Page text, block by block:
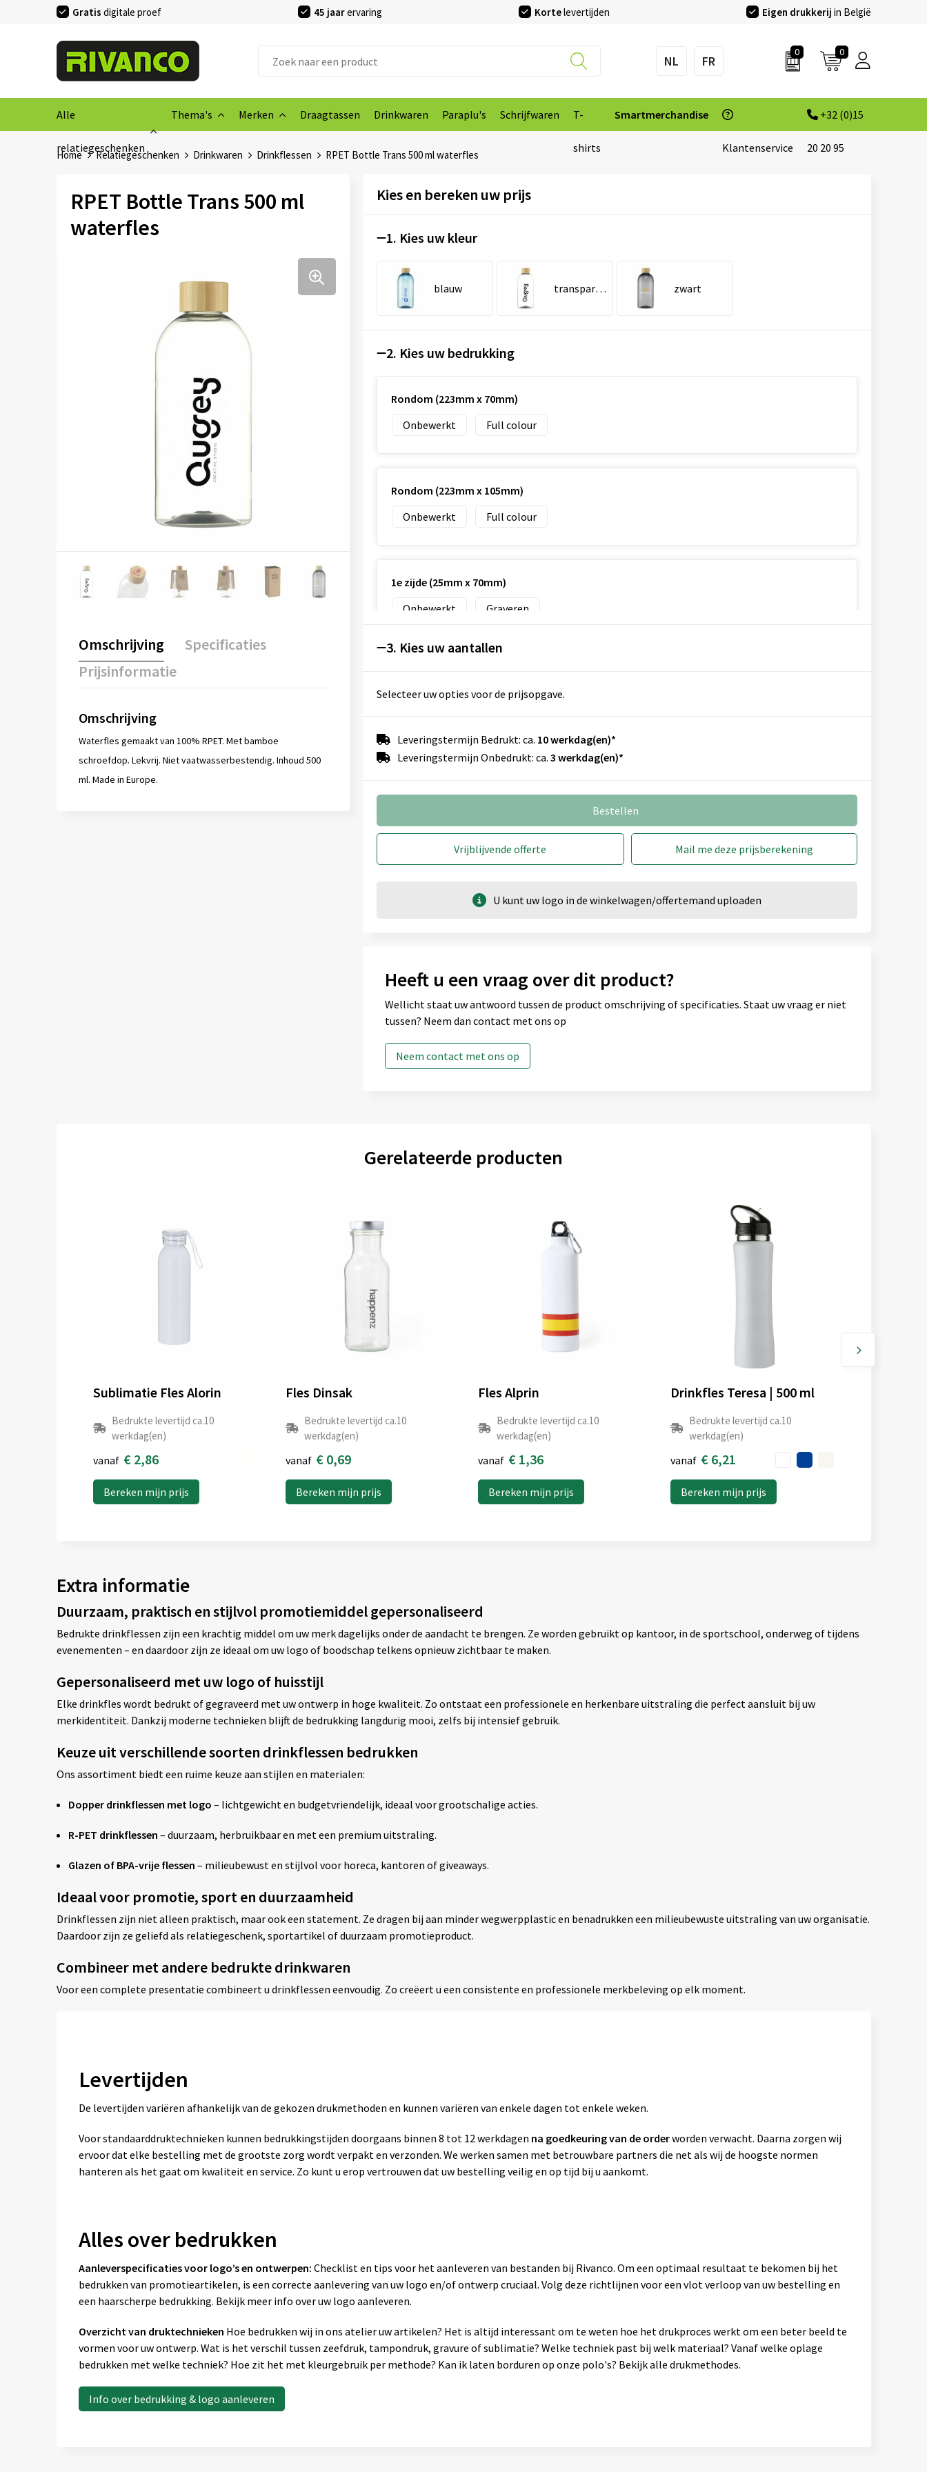
Gratis digitale proef 45 jaarervaring Kortelevertijden Eigen drukkerij in België
NL FR
0 0
Alle
relatiegeschenken
Thema's Merken Draagtassen Drinkwaren Paraplu's Schrijfwaren T-
shirts
Smartmerchandise
Klantenservice
+32 (0)15
20 20 95
Home Relatiegeschenken Drinkwaren Drinkflessen RPET Bottle Trans 500 ml waterfles
RPET Bottle Trans 500 ml
waterfles
Omschrijving
Specificaties
Prijsinformatie
Omschrijving
Waterfles gemaakt van 100% RPET. Met bamboe
schroefdop. Lekvrij. Niet vaatwasserbestendig. Inhoud 500
ml. Made in Europe.
Kies en bereken uw prijs
1. Kies uw kleur
blauw transparant zwart
2. Kies uw bedrukking
Rondom (223mm x 70mm)
Onbewerkt
Full colour
Rondom (223mm x 105mm)
Onbewerkt
Full colour
1e zijde (25mm x 70mm)
Onbewerkt
Graveren
Onbewerkt
1 Graveren
1e zijde (40mm x 30mm)
Onbewerkt
Graveren
Rondom (180mm x 90mm)
3. Kies uw aantallen
Selecteer uw opties voor de prijsopgave.
Leveringstermijn Bedrukt: ca. 10 werkdag(en)*
Leveringstermijn Onbedrukt: ca. 3 werkdag(en)*
Bestellen
Vrijblijvende offerte Mail me deze prijsberekening
U kunt uw logo in de winkelwagen/offertemand uploaden
Heeft u een vraag over dit product?
Wellicht staat uw antwoord tussen de product omschrijving of specificaties. Staat uw vraag er niet
tussen? Neem dan contact met ons op
Neem contact met ons op
Gerelateerde producten
Sublimatie Fles Alorin
Bedrukte levertijd ca.10
werkdag(en)
vanaf € 2,86
Bereken mijn prijs
Fles Dinsak
Bedrukte levertijd ca.10
werkdag(en)
vanaf € 0,69
Bereken mijn prijs
Fles Alprin
Bedrukte levertijd ca.10
werkdag(en)
vanaf € 1,36
Bereken mijn prijs
Drinkfles Teresa | 500 ml
Bedrukte levertijd ca.10
werkdag(en)
vanaf € 6,21
Bereken mijn prijs
Extra informatie
Duurzaam, praktisch en stijlvol promotiemiddel gepersonaliseerd
Bedrukte drinkflessen zijn een krachtig middel om uw merk dagelijks onder de aandacht te brengen. Ze worden gebruikt op kantoor, in de sportschool, onderweg of tijdens
evenementen – en daardoor zijn ze ideaal om uw logo of boodschap telkens opnieuw zichtbaar te maken.
Gepersonaliseerd met uw logo of huisstijl
Elke drinkfles wordt bedrukt of gegraveerd met uw ontwerp in hoge kwaliteit. Zo ontstaat een professionele en herkenbare uitstraling die perfect aansluit bij uw
merkidentiteit. Dankzij moderne technieken blijft de bedrukking langdurig mooi, zelfs bij intensief gebruik.
Keuze uit verschillende soorten drinkflessen bedrukken
Ons assortiment biedt een ruime keuze aan stijlen en materialen:
Dopper drinkflessen met logo – lichtgewicht en budgetvriendelijk, ideaal voor grootschalige acties.
R-PET drinkflessen – duurzaam, herbruikbaar en met een premium uitstraling.
Glazen of BPA-vrije flessen – milieubewust en stijlvol voor horeca, kantoren of giveaways.
Ideaal voor promotie, sport en duurzaamheid
Drinkflessen zijn niet alleen praktisch, maar ook een statement. Ze dragen bij aan minder wegwerpplastic en benadrukken een milieubewuste uitstraling van uw organisatie.
Daardoor zijn ze geliefd als relatiegeschenk, sportartikel of duurzaam promotieproduct.
Combineer met andere bedrukte drinkwaren
Voor een complete presentatie combineert u drinkflessen eenvoudig. Zo creëert u een consistente en professionele merkbeleving op elk moment.
Levertijden
De levertijden variëren afhankelijk van de gekozen drukmethoden en kunnen variëren van enkele dagen tot enkele weken.
Voor standaarddruktechnieken kunnen bedrukkingstijden doorgaans binnen 8 tot 12 werkdagen na goedkeuring van de orderworden verwacht. Daarna zorgen wij
ervoor dat elke bestelling met de grootste zorg wordt verpakt en verzonden. We werken samen met betrouwbare partners die net als wij de hoogste normen
hanteren als het gaat om kwaliteit en service. Zo kunt u erop vertrouwen dat uw bestelling veilig en op tijd bij u aankomt.
Alles over bedrukken
Aanleverspecificaties voor logo’s en ontwerpen: Checklist en tips voor het aanleveren van bestanden bij Rivanco. Om een optimaal resultaat te bekomen bij het
bedrukken van promotieartikelen, is een correcte aanlevering van uw logo en/of ontwerp cruciaal. Volg deze richtlijnen voor een vlot verloop van uw bestelling en
een haarscherpe bedrukking. Bekijk meer info over uw logo aanleveren.
Overzicht van druktechnieken Hoe bedrukken wij in ons atelier uw artikelen? Het is altijd interessant om te weten hoe het drukproces werkt om een beter beeld te
vormen voor uw ontwerp. Wat is het verschil tussen zeefdruk, tampondruk, gravure of sublimatie? Welke techniek past bij welk materiaal? Vanaf welke oplage
bedrukken met welke techniek? Hoe zit het met kleurgebruik per methode? Kan ik laten borduren op onze polo's? Bekijk alle drukmethodes.
Info over bedrukking & logo aanleveren